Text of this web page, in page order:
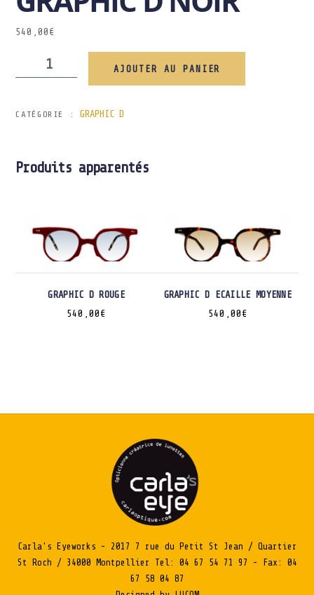
540,00 €
AJOUTER AU PANIER
CATÉGORIE : GRAPHIC D
Produits apparentés
GRAPHIC D ROUGE
540,00 €
GRAPHIC D ECAILLE MOYENNE
540,00 €
Carla's Eyeworks - 2017 7 rue du Petit St Jean / Quartier
St Roch / 34000 Montpellier Tel: 04 67 54 71 97 - Fax: 04
67 58 04 87